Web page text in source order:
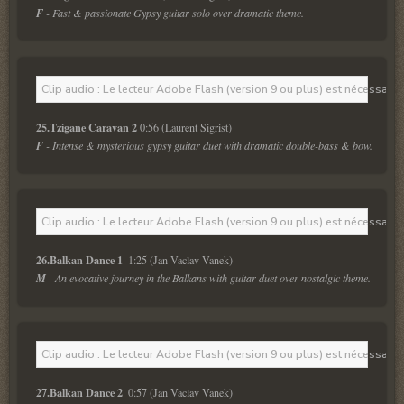
F - Fast & passionate Gypsy guitar solo over dramatic theme.
Clip audio : Le lecteur Adobe Flash (version 9 ou plus) est
25.Tzigane Caravan 2 0:56 (Laurent Sigrist)
F - Intense & mysterious gypsy guitar duet with dramatic double-bass & bow.
Clip audio : Le lecteur Adobe Flash (version 9 ou plus) est
26.Balkan Dance 1 1:25 (Jan Vaclav Vanek)
M - An evocative journey in the Balkans with guitar duet over nostalgic theme.
Clip audio : Le lecteur Adobe Flash (version 9 ou plus) est
27.Balkan Dance 2 0:57 (Jan Vaclav Vanek)